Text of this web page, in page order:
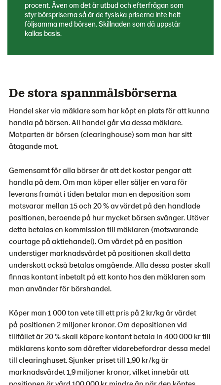
procent. Även om det är utbud och efterfrågan som
styr börspriserna så är de fysiska priserna inte helt
följsamma med börsen. Skillnaden som då uppstår
kallas basis.
De stora spannmålsbörserna
Handel sker via mäklare som har köpt en plats för att kunna
handla på börsen. All handel går via dessa mäklare.
Motparten är börsen (clearinghouse) som man har sitt
åtagande mot.
Gemensamt för alla börser är att det kostar pengar att
handla på dem. Om man köper eller säljer en vara för
leverans framåt i tiden betalar man en deposition som
motsvarar mellan 15 och 20 % av värdet på den handlade
positionen, beroende på hur mycket börsen svänger. Utöver
detta betalas en kommission till mäklaren (motsvarande
courtage på aktiehandel). Om värdet på en position
understiger marknadsvärdet på positionen skall detta
underskott också betalas omgående. Alla dessa poster skall
finnas kontant inbetalt på ett konto hos den mäklaren som
man använder för börshandel.
Köper man 1 000 ton vete till ett pris på 2 kr/kg är värdet
på positionen 2 miljoner kronor. Om depositionen vid
tillfället är 20 % skall köpare kontant betala in 400 000 kr till
mäklarens konto som därefter vidarebefordrar dessa medel
till clearinghuset. Sjunker priset till 1,90 kr/kg är
marknadsvärdet 1,9 miljoner kronor, vilket innebär att